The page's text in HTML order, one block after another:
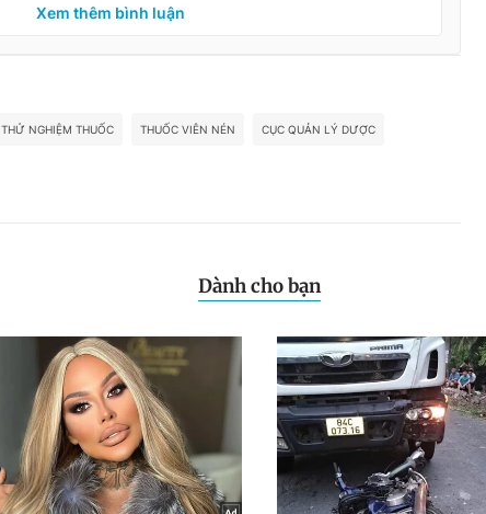
Xem thêm bình luận
THỬ NGHIỆM THUỐC THUỐC VIÊN NÉN CỤC QUẢN LÝ DƯỢC